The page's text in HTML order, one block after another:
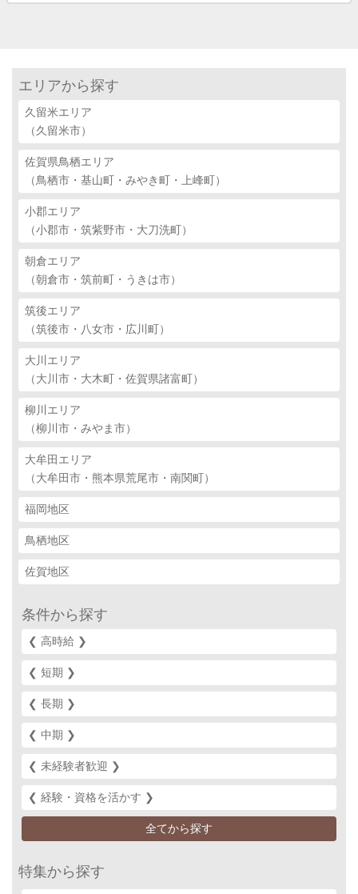
エリアから探す
久留米エリア
（久留米市）
佐賀県鳥栖エリア
（鳥栖市・基山町・みやき町・上峰町）
小郡エリア
（小郡市・筑紫野市・大刀洗町）
朝倉エリア
（朝倉市・筑前町・うきは市）
筑後エリア
（筑後市・八女市・広川町）
大川エリア
（大川市・大木町・佐賀県諸富町）
柳川エリア
（柳川市・みやま市）
大牟田エリア
（大牟田市・熊本県荒尾市・南関町）
福岡地区
鳥栖地区
佐賀地区
条件から探す
❮ 高時給 ❯‎
❮ 短期 ❯‎
❮ 長期 ❯‎
❮ 中期 ❯‎
❮ 未経験者歓迎 ❯‎
❮ 経験・資格を活かす ❯‎
全てから探す
特集から探す